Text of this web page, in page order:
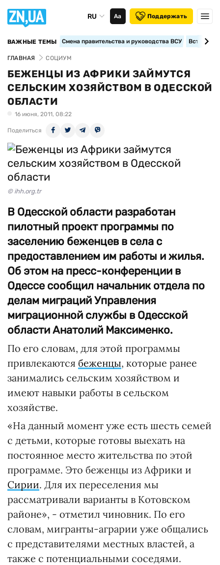
RU Аа Поддержать
ВАЖНЫЕ ТЕМЫ Смена правительства и руководства ВСУ
ГЛАВНАЯ СОЦИУМ
БЕЖЕНЦЫ ИЗ АФРИКИ ЗАЙМУТСЯ
СЕЛЬСКИМ ХОЗЯЙСТВОМ В ОДЕССКОЙ
ОБЛАСТИ
16 июня, 2011, 08:22
Поделиться
© ihh.org.tr
В Одесской области разработан
пилотный проект программы по
заселению беженцев в села с
предоставлением им работы и жилья.
Об этом на пресс-конференции в
Одессе сообщил начальник отдела по
делам миграций Управления
миграционной службы в Одесской
области Анатолий Максименко.
По его словам, для этой программы
привлекаются беженцы, которые ранее
занимались сельским хозяйством и
имеют навыки работы в сельском
хозяйстве.
«На данный момент уже есть шесть семей
с детьми, которые готовы выехать на
постоянное место жительства по этой
программе. Это беженцы из Африки и
Сирии. Для их переселения мы
рассматривали варианты в Котовском
районе», - отметил чиновник. По его
словам, мигранты-аграрии уже общались
с представителями местных властей, а
также с потенциальными соседями.